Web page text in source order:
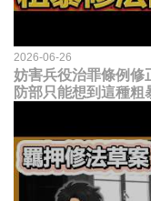
2026-06-26
妨害兵役治罪條例修
防部只能想到這種粗